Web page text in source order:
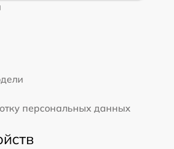
персональных данных